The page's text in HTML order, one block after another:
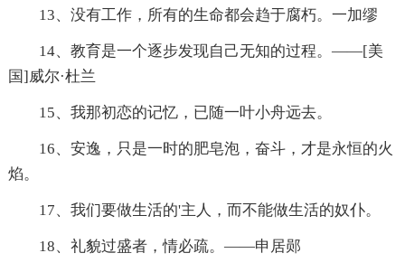
13、没有工作，所有的生命都会趋于腐朽。一加缪
14、教育是一个逐步发现自己无知的过程。——[美
国]威尔·杜兰
15、我那初恋的记忆，已随一叶小舟远去。
16、安逸，只是一时的肥皂泡，奋斗，才是永恒的火
焰。
17、我们要做生活的'主人，而不能做生活的奴仆。
18、礼貌过盛者，情必疏。——申居郧